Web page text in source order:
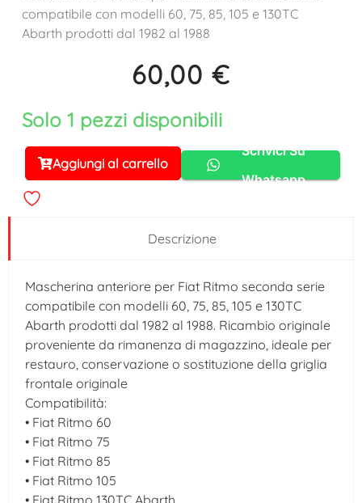
compatibile con modelli 60, 75, 85, 105 e 130TC
Abarth prodotti dal 1982 al 1988
60,00 €
Solo 1 pezzi disponibili
Aggiungi al carrello
Alternative:
Scrivici Su
Whatsapp
Descrizione
Mascherina anteriore per Fiat Ritmo seconda serie
compatibile con modelli 60, 75, 85, 105 e 130TC
Abarth prodotti dal 1982 al 1988. Ricambio originale
proveniente da rimanenza di magazzino, ideale per
restauro, conservazione o sostituzione della griglia
frontale originale
Compatibilità:
• Fiat Ritmo 60
• Fiat Ritmo 75
• Fiat Ritmo 85
• Fiat Ritmo 105
• Fiat Ritmo 130TC Abarth